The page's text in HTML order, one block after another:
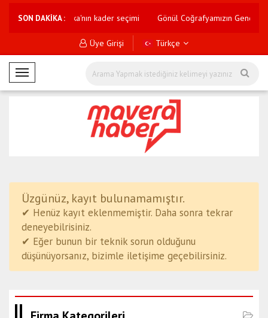
SON DAKİKA :Amerika'nın kader seçimi Gönül Coğrafyamızın
Üye Girişi Türkçe
M
o
ü
Üzgünüz, kayıt bulunamamıştır.
✔ Henüz kayıt eklenmemiştir. Daha sonra tekrar
deneyebilrisiniz.
✔ Eğer bunun bir teknik sorun olduğunu
düşünüyorsanız, bizimle iletişime geçebilirsiniz.